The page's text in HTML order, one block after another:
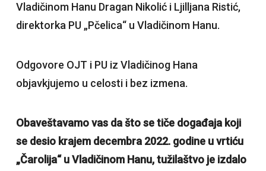
Vladičinom Hanu Dragan Nikolić i Ljilljana Ristić,
direktorka PU „Pčelica“ u Vladičinom Hanu.
Odgovore OJT i PU iz Vladičinog Hana
objavkjujemo u celosti i bez izmena.
Obaveštavamo vas da što se tiče događaja koji
se desio krajem decembra 2022. godine u vrtiću
„Čarolija“ u Vladičinom Hanu, tužilaštvo je izdalo